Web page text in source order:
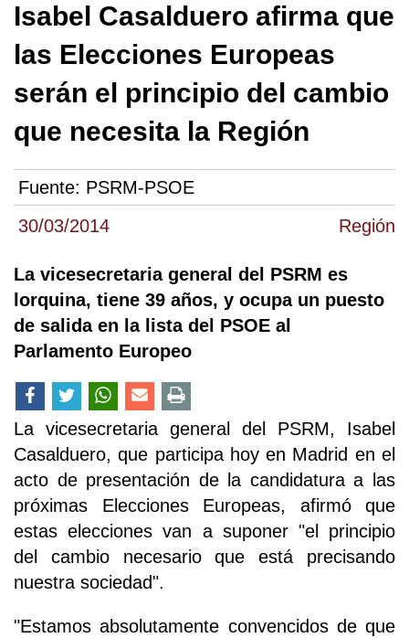
30/03/2014 Región
Isabel Casalduero afirma que
las Elecciones Europeas
serán el principio del cambio
que necesita la Región
Fuente: PSRM-PSOE
La vicesecretaria general del PSRM es
lorquina, tiene 39 años, y ocupa un puesto
de salida en la lista del PSOE al
Parlamento Europeo
La vicesecretaria general del PSRM, Isabel
Casalduero, que participa hoy en Madrid en el
acto de presentación de la candidatura a las
próximas Elecciones Europeas, afirmó que
estas elecciones van a suponer "el principio
del cambio necesario que está precisando
nuestra sociedad".
"Estamos absolutamente convencidos de que